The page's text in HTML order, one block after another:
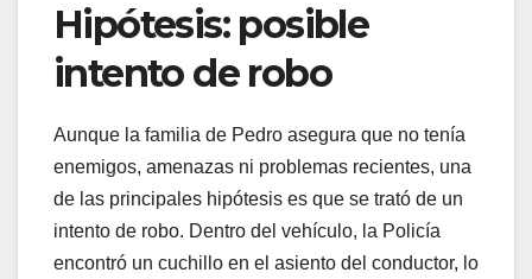
Hipótesis: posible
intento de robo
Aunque la familia de Pedro asegura que no tenía
enemigos, amenazas ni problemas recientes, una
de las principales hipótesis es que se trató de un
intento de robo. Dentro del vehículo, la Policía
encontró un cuchillo en el asiento del conductor, lo